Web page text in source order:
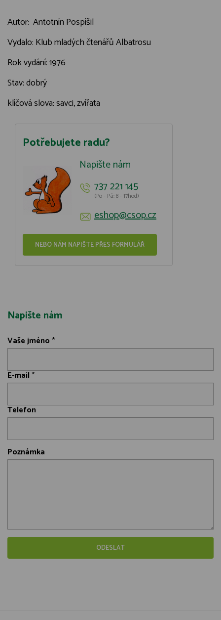
Autor: Antotnín Pospíšil
Vydalo: Klub mladých čtenářů Albatrosu
Rok vydání: 1976
Stav: dobrý
klíčová slova: savci, zvířata
Potřebujete radu?
Napište nám
737 221 145
(Po - Pá: 8 - 17hod)
eshop@csop.cz
NEBO NÁM NAPIŠTE PŘES FORMULÁŘ
Napište nám
Vaše jméno *
E-mail *
Telefon
Poznámka